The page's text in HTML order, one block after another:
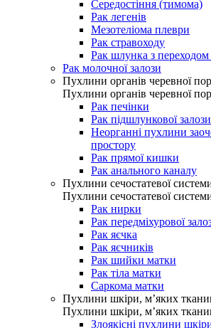
Середостіння (тимома)
Рак легенів
Мезотеліома плеври
Рак стравоходу
Рак шлунка з переходом
Рак молочної залози
Пухлини органів черевної
Пухлини органів черевної
Рак печінки
Рак підшлункової залози
Неорганні пухлини
простору
Рак прямої кишки
Рак анального каналу
Пухлини сечостатевої
Пухлини сечостатевої
Рак нирки
Рак передміхурової
Рак яєчка
Рак яєчників
Рак шийки матки
Рак тіла матки
Саркома матки
Пухлини шкіри, м’яких
Пухлини шкіри, м’яких
Злоякісні пухлини